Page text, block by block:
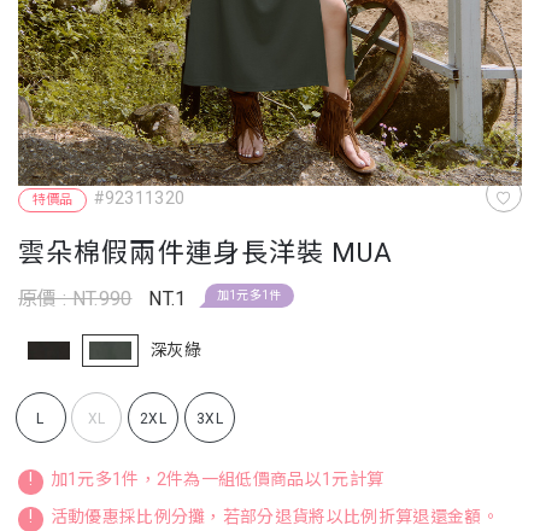
特價品 #92311320
雲朵棉假兩件連身長洋裝 MUA
原價 : NT.990 NT.1 加1元多1件
深灰綠
L XL 2XL 3XL
!
加1元多1件，2件為一組低價商品以1元計算
!
活動優惠採比例分攤，若部分退貨將以比例折算退還金額。